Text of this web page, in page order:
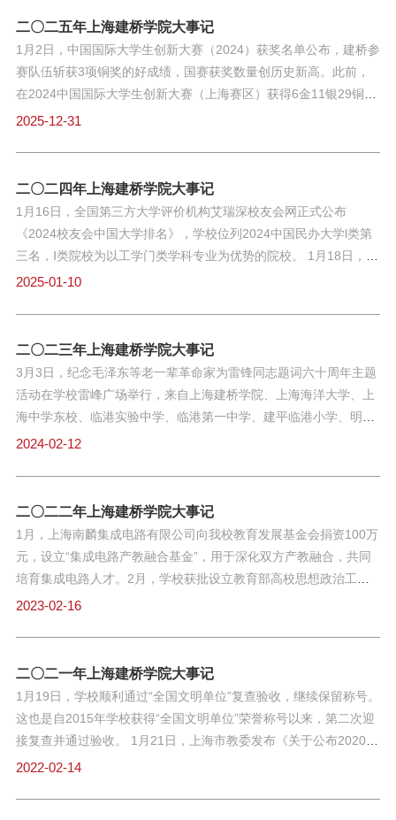
节”闭幕式圆满举行。本届学风节在一个多月内举办活动150余场，
在学业提升、产教融合、榜样引领等方面取得系列成果，为学校新
一年深化教育教学改革，持续提升人才培养质量注入了强劲动力。
1月9日，上海建桥学院关心下一代工作委员会成立五周年总结表彰
教学示范案例的通知》（沪教委督 [2025] 38 号），学校《新时
学改革实践案例成功入选，入选总数位居获批高校前列，充分彰显
学校在落实新一轮本科教育教学审核评估要求、推动本科教育高质
量发展中的显著成效。1月9日
二〇二五年上海建桥学院大事记
1月2日，中国国际大学生创新大赛（2024）获奖名单公布，建桥参
赛队伍斩获3项铜奖的好成绩，国赛获奖数量创历史新高。此前，
在2024中国国际大学生创新大赛（上海赛区）获得6金11银29铜历
史最佳成绩。1月4日，第二届全国大学生职业规划大赛上海赛区总
技术学院陈艳婷获得成长赛道银奖。本次比赛，学校荣获1金3银以
及优秀组织奖、优秀指导教师奖。1月6日，全国第三方大学评价研
究机构艾瑞深校友会网正式发布校友会2025中国大学排名，上海建
桥学院学院位列2024全国民办大学I类第三名，I类院校为以工学门
展中心公布了2024年12月全国易班优课优秀十佳案例评选结果，建
桥学院成功入选首批试点开展教师“领航工作站”建设高校名单（全
国共20所）1月15日，学校两名青年教师吴燕菡、刘晓甜入选2024
年度上海市“晨光计划
2025-12-31
二〇二四年上海建桥学院大事记
1月16日，全国第三方大学评价机构艾瑞深校友会网正式公布
《2024校友会中国大学排名》，学校位列2024中国民办大学l类第
三名，Ⅰ类院校为以工学门类学科专业为优势的院校。 1月18日，学
校2023年总结表彰大会暨迎新春联欢会举行。 1月26日，学校召开
院党委书记。 3月5日，上海市教委发布了《上海市教育委员会关于
公布2023年度上海高校市级一流本科课程认定结果的通知》，学校
《BIM与工程项目管理（双语）》等8门课程被认定为上海市一流本
科课程，其中《虚拟现实》实验教学课程首次获批。截至目前，学
2025-01-10
二〇二三年上海建桥学院大事记
3月3日，纪念毛泽东等老一辈革命家为雷锋同志题词六十周年主题
活动在学校雷峰广场举行，来自上海建桥学院、上海海洋大学、上
海中学东校、临港实验中学、临港第一中学、建平临港小学、明珠
临港小学、上海师范大学附属浦东临港中（小）学等9校的师生代
术学院举行。会上，我校当选全国雷锋精神职业教育联盟第一届理
事机构。
2024-02-12
二〇二二年上海建桥学院大事记
1月，上海南麟集成电路有限公司向我校教育发展基金会捐资100万
元，设立“集成电路产教融合基金”，用于深化双方产教融合，共同
培育集成电路人才。2月，学校获批设立教育部高校思想政治工作
创新发展中心，为全国获批的4所民办高校之一。3月，学校党委成
果，上海建桥学院新增智能制造工程专业，学校本科专业增至37
个。3月5日，学校向获评2021年雷锋奖的在校师生颁发1014枚雷
锋奖章，至今已累计颁发近１万枚。3月4日，临港新片区“大中小
一体化”联动式大思政课在我校举行。临港大中小师生代表齐聚一
2021年度上海市一流本科专业建设点，至此，学校省级一流本科专
2023-02-16
二〇二一年上海建桥学院大事记
1月19日，学校顺利通过“全国文明单位”复查验收，继续保留称号。
这也是自2015年学校获得“全国文明单位”荣誉称号以来，第二次迎
接复查并通过验收。 1月21日，上海市教委发布《关于公布2020年
度上海高等学校一流本科课程认定结果的通知》，学校共有3门课
2022-02-14